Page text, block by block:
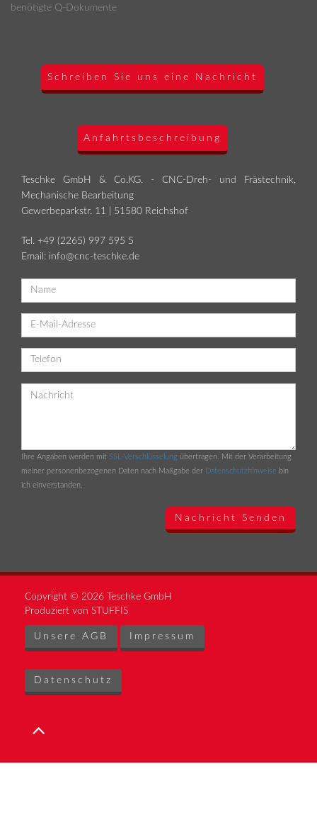
benötigte Q-Dokumente
Schreiben Sie uns eine Nachricht
Anfahrtsbeschreibung
Teschke GmbH & Co.KG. - CNC-Dreh- und Frästechnik,
Mechanische Bearbeitung
Gewerbeparkstr. 11 | 51580 Reichshof
Tel. +49 (2265) 997 595 5
Email: info@cnc-teschke.de
Ihre Angaben werden mit SSL-Verschlüsselung übertragen. Mit der Verarbeitung
meiner personenbezogenen Daten nach Maßgabe der Datenschutzhinweise bin
ich einverstanden.
Nachricht Senden
Copyright © 2026 Teschke GmbH
Produziert von STUFFIS
Unsere AGB Impressum
Datenschutz